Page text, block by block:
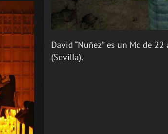
David “Nuñez” es un Mc de
(Sevilla).